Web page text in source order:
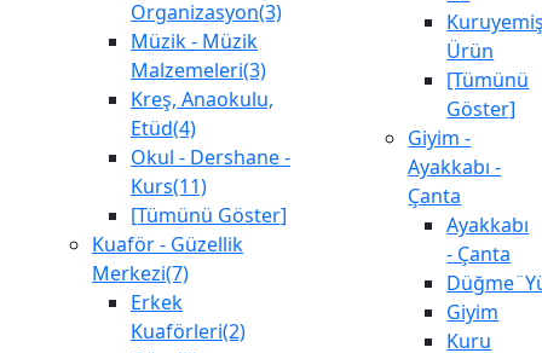
Organizasyon(3)
Müzik - Müzik
Malzemeleri(3)
Kreş, Anaokulu,
Etüd(4)
Okul - Dershane -
Kurs(11)
[Tümünü Göster]
Kuaför - Güzellik
Merkezi(7)
Erkek
Kuaförleri(2)
Ürün
[Tümünü
Göster]
Giyim -
Ayakkabı -
Çanta
Ayakkabı
- Çanta
Giyim
Kuru